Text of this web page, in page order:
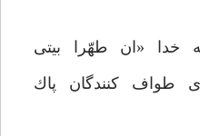
خدا «ان طهّرا بيتى
طواف كنندگان پاك